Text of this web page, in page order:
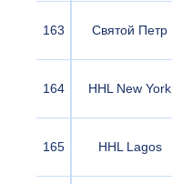
163 Святой Петр
164 HHL New York
165 HHL Lagos